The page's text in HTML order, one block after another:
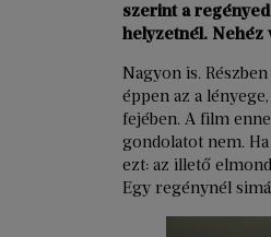
szerint a
helyzetnél. Nehéz
Nagyon is.
éppen az a
fejében. A film
gondolatot nem.
ezt: az illető
Egy regénynél